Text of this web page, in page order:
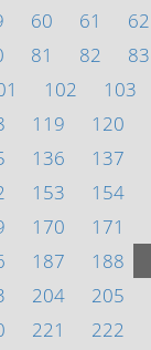
60 61 62
81 82 83
102 103
119 120
136 137
153 154
170 171
187 188
204 205
221 222